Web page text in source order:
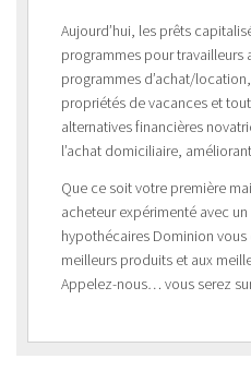
Aujourd’hui, les prêts
programmes pour travailleurs
programmes d’achat/
propriétés de vacances et
alternatives financières
l’achat domiciliaire,
Que ce soit votre première
acheteur expérimenté avec
hypothécaires Dominion
meilleurs produits et aux
Appelez-nous… vous serez